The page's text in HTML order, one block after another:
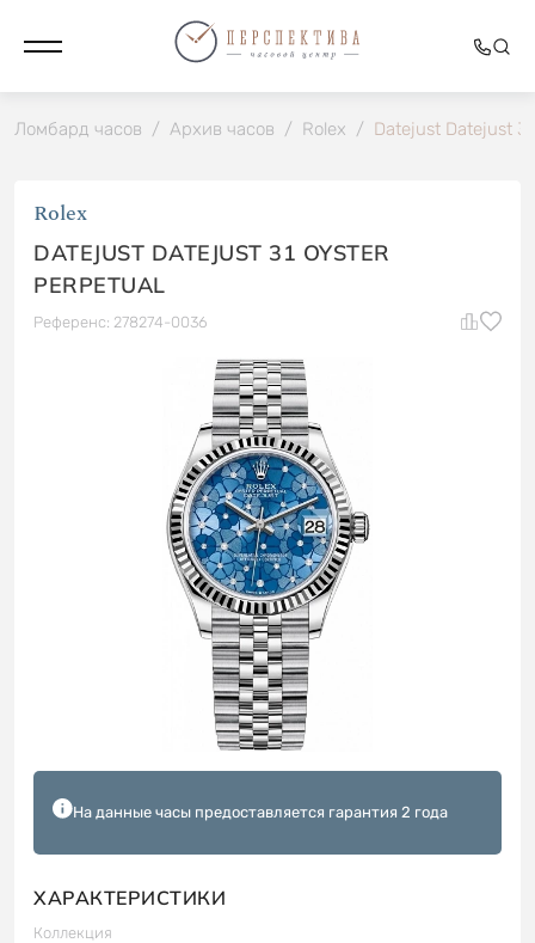
Ломбард часов / Архив часов / Rolex / Datejust Datejust
Rolex
DATEJUST DATEJUST 31 OYSTER
PERPETUAL
Референс: 278274-0036
На данные часы предоставляется гарантия 2 года
ХАРАКТЕРИСТИКИ
Коллекция